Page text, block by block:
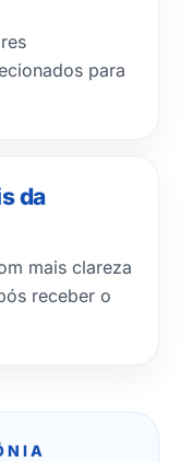
para
da
mais clareza
receber o